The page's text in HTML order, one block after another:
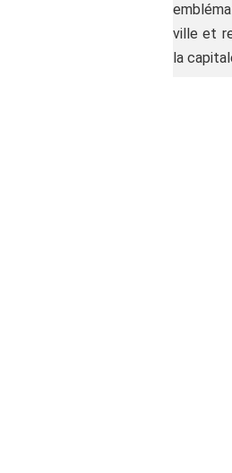
ville et
la